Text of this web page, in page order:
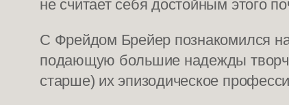
не считает себя достойным этого
С Фрейдом Брейер познакомился
подающую большие надежды
старше) их эпизодическое